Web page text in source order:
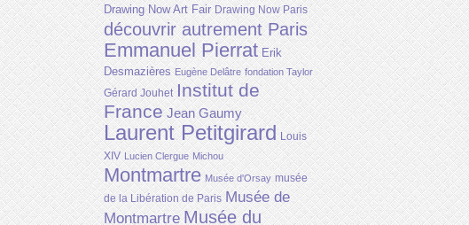
Drawing Now Art Fair Drawing Now Paris
découvrir autrement Paris
Emmanuel Pierrat Erik
Desmazières Eugène Delâtre fondation Taylor
Gérard Jouhet Institut de
France Jean Gaumy
Laurent Petitgirard Louis
XIV Lucien Clergue Michou
Montmartre Musée d'Orsay musée
de la Libération de Paris Musée de
Montmartre Musée du